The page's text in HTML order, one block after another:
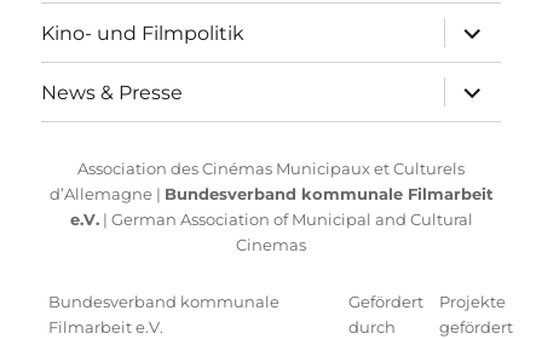
Kino- und Filmpolitik
anzeigen
News & Presse
anzeigen
Association des Cinémas Municipaux et Culturels
d’Allemagne | Bundesverband kommunale Filmarbeit
e.V.| German Association of Municipal and Cultural
Cinemas
Bundesverband kommunale
Filmarbeit e.V.
Gefördert
durch
Projekte
gefördert